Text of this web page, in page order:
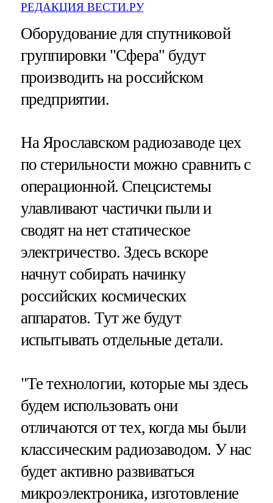
РЕДАКЦИЯ ВЕСТИ.РУ
Оборудование для спутниковой
группировки "Сфера" будут
производить на российском
предприятии.
На Ярославском радиозаводе цех
по стерильности можно сравнить с
операционной. Спецсистемы
улавливают частички пыли и
сводят на нет статическое
электричество. Здесь вскоре
начнут собирать начинку
российских космических
аппаратов. Тут же будут
испытывать отдельные детали.
"Те технологии, которые мы здесь
будем использовать они
отличаются от тех, когда мы были
классическим радиозаводом. У нас
будет активно развиваться
микроэлектроника, изготовление